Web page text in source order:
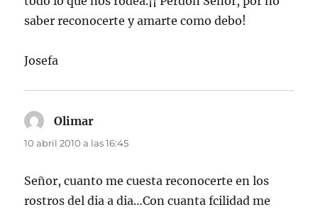
saber reconocerte y amarte como debo!
Josefa
Olimar
10 abril 2010 a las 16:45
Señor, cuanto me cuesta reconocerte en los
rostros del dia a dia…Con cuanta fcilidad me